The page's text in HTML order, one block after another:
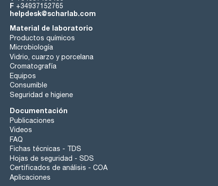
F +34937152765
helpdesk@scharlab.com
Material de laboratorio
Productos químicos
Microbiología
Vidrio, cuarzo y porcelana
Cromatografía
Equipos
Consumible
Seguridad e higiene
Documentación
Publicaciones
Videos
FAQ
Fichas técnicas - TDS
Hojas de seguridad - SDS
Certificados de análisis - COA
Aplicaciones